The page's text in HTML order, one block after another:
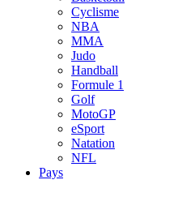
Cyclisme
NBA
MMA
Judo
Handball
Formule 1
Golf
MotoGP
eSport
Natation
NFL
Pays